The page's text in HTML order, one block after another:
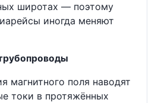
широтах — поэтому
иногда меняют
магнитного поля наводят
токи в протяжённых